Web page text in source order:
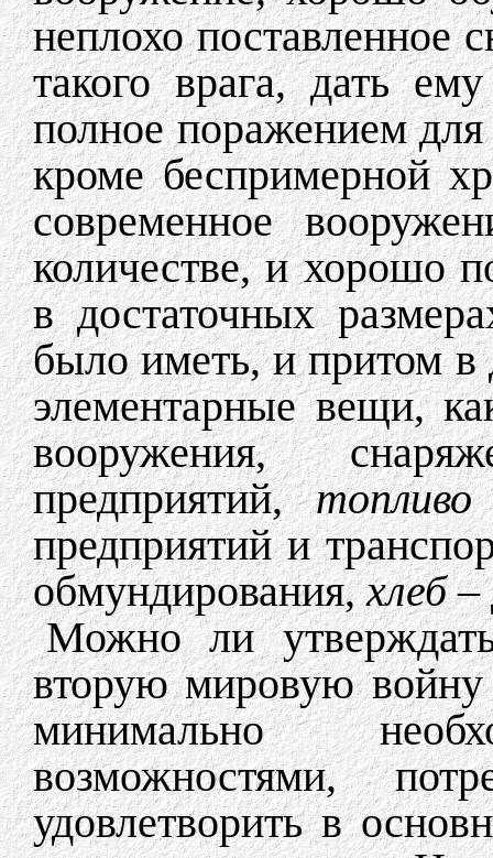
неплохо поставленное
такого врага, дать
полное поражением
кроме беспримерной
современное
количестве, и хорошо
в достаточных
было иметь, и притом в
элементарные вещи,
вооружения,
предприятий,топливо
предприятий и
обмундирования,хлеб–
Можно ли
вторую мировую войну
минимально
возможностями,
удовлетворить в